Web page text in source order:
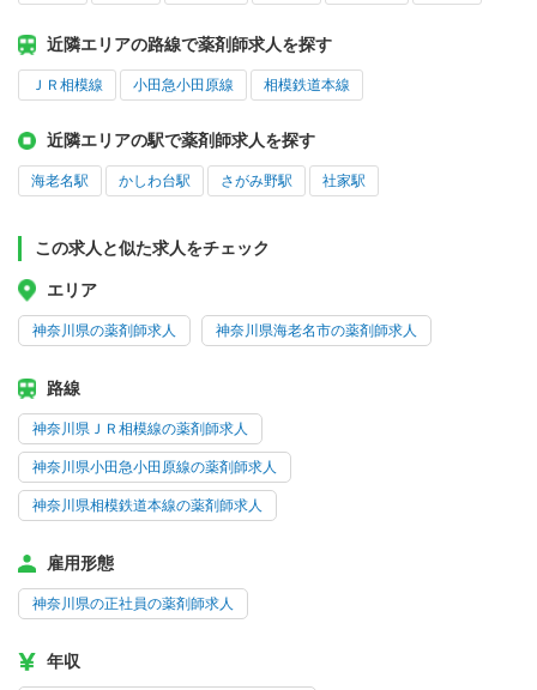
近隣エリアの路線で薬剤師求人を探す
ＪＲ相模線 小田急小田原線 相模鉄道本線
近隣エリアの駅で薬剤師求人を探す
海老名駅 かしわ台駅 さがみ野駅 社家駅
この求人と似た求人をチェック
エリア
神奈川県の薬剤師求人 神奈川県海老名市の薬剤師求人
路線
神奈川県ＪＲ相模線の薬剤師求人
神奈川県小田急小田原線の薬剤師求人
神奈川県相模鉄道本線の薬剤師求人
雇用形態
神奈川県の正社員の薬剤師求人
年収